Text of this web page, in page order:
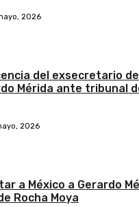
2026
del exsecretario de
Mérida ante tribunal
2026
a México a Gerardo
Rocha Moya